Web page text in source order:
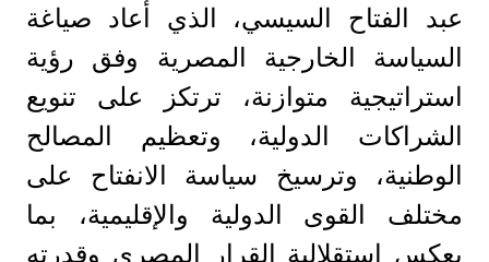
عبد الفتاح السيسي، الذي أعاد صياغة
السياسة الخارجية المصرية وفق رؤية
استراتيجية متوازنة، ترتكز على تنويع
الشراكات الدولية، وتعظيم المصالح
الوطنية، وترسيخ سياسة الانفتاح على
مختلف القوى الدولية والإقليمية، بما
يعكس استقلالية القرار المصري وقدرته